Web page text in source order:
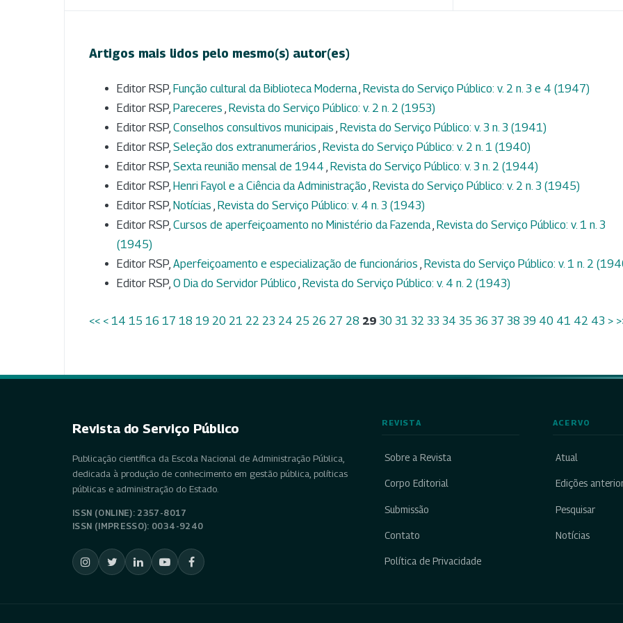
Artigos mais lidos pelo mesmo(s) autor(es)
Editor RSP, Função cultural da Biblioteca Moderna, Revista do Serviço Público: v. 2 n. 3 e 4 (1947)
Editor RSP, Pareceres , Revista do Serviço Público: v. 2 n. 2 (1953)
Editor RSP, Conselhos consultivos municipais , Revista do Serviço Público: v. 3 n. 3 (1941)
Editor RSP, Seleção dos extranumerários , Revista do Serviço Público: v. 2 n. 1 (1940)
Editor RSP, Sexta reunião mensal de 1944 , Revista do Serviço Público: v. 3 n. 2 (1944)
Editor RSP, Henri Fayol e a Ciência da Administração , Revista do Serviço Público: v. 2 n. 3 (1945)
Editor RSP, Notícias , Revista do Serviço Público: v. 4 n. 3 (1943)
Editor RSP, Cursos de aperfeiçoamento no Ministério da Fazenda, Revista do Serviço Público: v. 1 n. 3
(1945)
Editor RSP, Aperfeiçoamento e especialização de funcionários , Revista do Serviço Público: v. 1 n. 2
Editor RSP, O Dia do Servidor Público , Revista do Serviço Público: v. 4 n. 2 (1943)
<< < 14 15 16 17 18 19 20 21 22 23 24 25 26 27 28 29 30 31 32 33 34 35 36 37 38 39 40 41 42 43 >
Revista do Serviço Público
Publicação científica da Escola Nacional de Administração Pública,
dedicada à produção de conhecimento em gestão pública, políticas
públicas e administração do Estado.
ISSN (ONLINE): 2357-8017
ISSN (IMPRESSO): 0034-9240
REVISTA
Sobre a Revista
Corpo Editorial
Submissão
Contato
Política de Privacidade
ACERVO
Atual
Edições
Pesquisar
Notícias